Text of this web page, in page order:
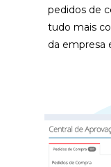
pedidos de
tudo mais
da empresa